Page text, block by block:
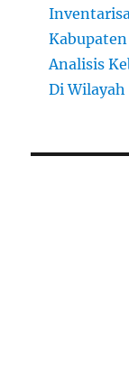
Kabupaten
Analisis
Di